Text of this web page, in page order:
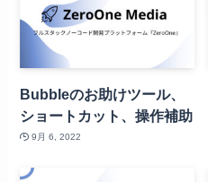
Bubbleのお助けツール、
ショートカット、操作補助
9月 6, 2022